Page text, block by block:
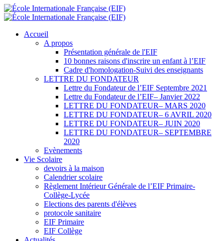
Accueil
A propos
Présentation générale de l'EIF
10 bonnes raisons d'inscrire un enfant à l’EIF
Cadre d'homologation-Suivi des enseignants
LETTRE DU FONDATEUR
Lettre du Fondateur de l’EIF Septembre 2021
Lettre du Fondateur de l’EIF– Janvier 2022
LETTRE DU FONDATEUR– MARS 2020
LETTRE DU FONDATEUR– 6 AVRIL 2020
LETTRE DU FONDATEUR– JUIN 2020
LETTRE DU FONDATEUR– SEPTEMBRE
2020
Evènements
Vie Scolaire
devoirs à la maison
Calendrier scolaire
Règlement Intérieur Générale de l’EIF Primaire-
Collège-Lycée
Elections des parents d'élèves
protocole sanitaire
EIF Primaire
EIF Collège